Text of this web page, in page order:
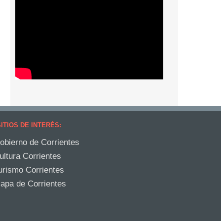
DE INTERÉS:
de Corrientes
Corrientes
Corrientes
de Corrientes